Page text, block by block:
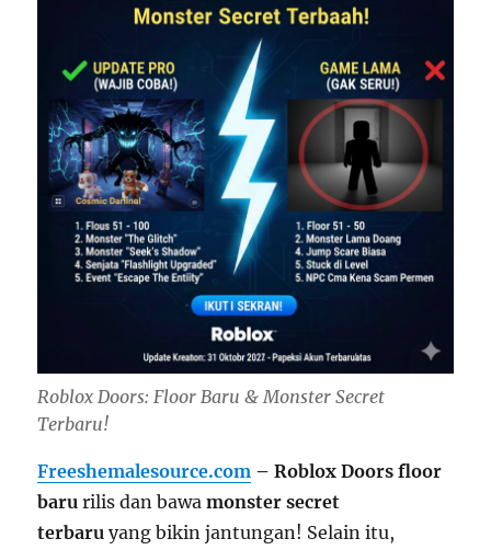
Roblox Doors: Floor Baru & Monster Secret
Terbaru!
Freeshemalesource.com – Roblox Doors floor
baru rilis dan bawamonster secret
terbaru yang bikin jantungan! Selain itu,